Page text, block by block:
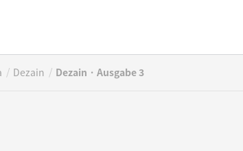
/ Dezain / Dezain · Ausgabe 3